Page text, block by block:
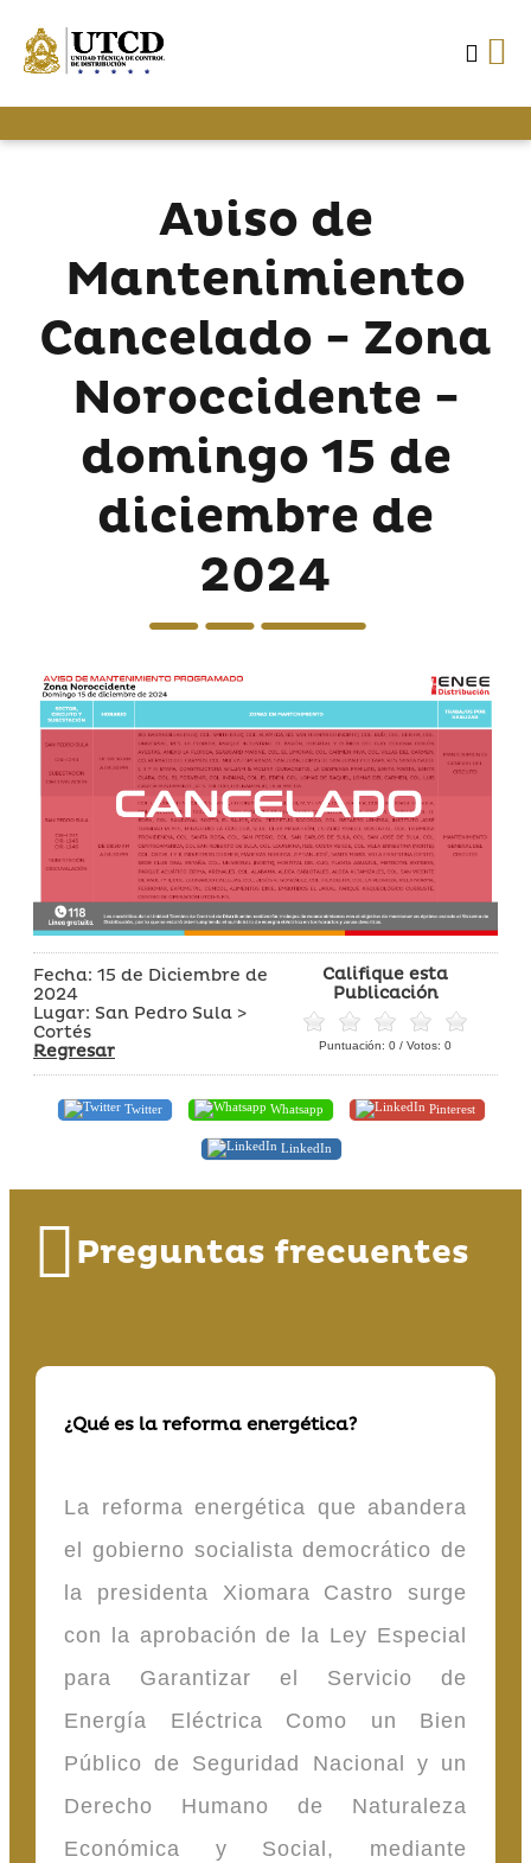
Aviso de
Mantenimiento
Cancelado - Zona
Noroccidente -
domingo 15 de
diciembre de
2024
Fecha: 15 de Diciembre de
2024
Lugar: San Pedro Sula >
Cortés
Regresar
Califique esta
Publicación
Puntuación: 0 / Votos: 0
Twitter Whatsapp Pinterest
LinkedIn
Preguntas frecuentes
¿Qué es la reforma energética?
La reforma energética que abandera
el gobierno socialista democrático de
la presidenta Xiomara Castro surge
con la aprobación de la Ley Especial
para Garantizar el Servicio de
Energía Eléctrica Como un Bien
Público de Seguridad Nacional y un
Derecho Humano de Naturaleza
Económica y Social, mediante